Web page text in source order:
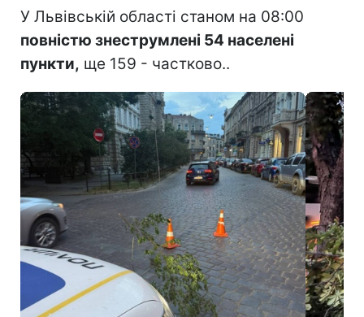
У Львівській області станом на 08:00
повністю знеструмлені 54 населені
пункти, ще 159 - частково..